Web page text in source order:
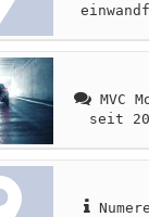
MVC
seit